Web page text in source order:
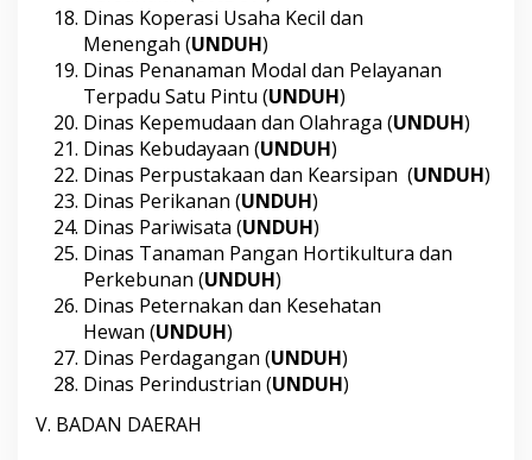
Dinas Koperasi Usaha Kecil dan
Menengah (UNDUH)
Dinas Penanaman Modal dan Pelayanan
Terpadu Satu Pintu (UNDUH)
Dinas Kepemudaan dan Olahraga (UNDUH)
Dinas Kebudayaan (UNDUH)
Dinas Perpustakaan dan Kearsipan (UNDUH)
Dinas Perikanan (UNDUH)
Dinas Pariwisata (UNDUH)
Dinas Tanaman Pangan Hortikultura dan
Perkebunan (UNDUH)
Dinas Peternakan dan Kesehatan
Hewan (UNDUH)
Dinas Perdagangan (UNDUH)
Dinas Perindustrian (UNDUH)
V. BADAN DAERAH